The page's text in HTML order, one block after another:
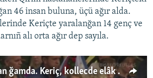
46 insan buluna, üçü ağır alda.
Keriçte yaralanğan 14 genç ve
alı orta ağır dep sayıla.
Biñlernen insan ğamda. Keriç, kollecde elâk olğanlarnen vedalaştı (video)